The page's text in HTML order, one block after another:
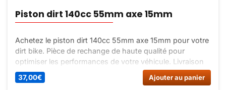
Piston dirt 140cc 55mm axe 15mm
Achetez le piston dirt 140cc 55mm axe 15mm pour votre
dirt bike. Pièce de rechange de haute qualité pour
optimiser les performances de votre véhicule. Livraison
rapide.
37,00€ Ajouter au panier